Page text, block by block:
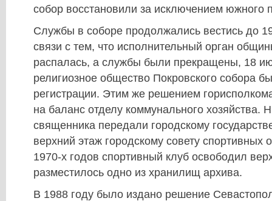
собор восстановили за исключением южного
Службы в соборе продолжались вестись до
связи с тем, что исполнительный орган
распалась, а службы были прекращены, 18
религиозное общество Покровского собора
регистрации. Этим же решением
на баланс отделу коммунального хозяйства.
священника передали городскому
верхний этаж городскому совету спортивных
1970-х годов спортивный клуб освободил
разместилось одно из хранилищ архива.
В 1988 году было издано решение